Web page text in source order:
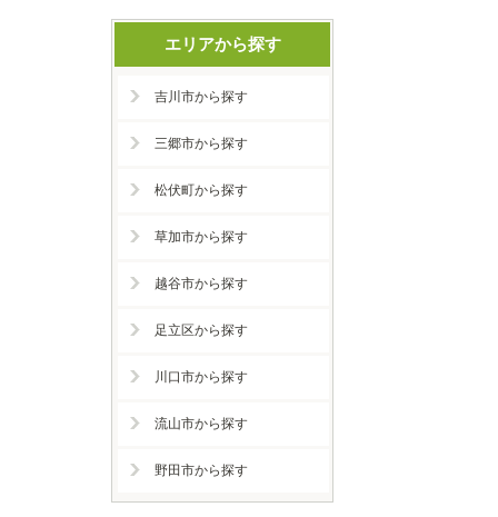
エリアから探す
吉川市から探す
三郷市から探す
松伏町から探す
草加市から探す
越谷市から探す
足立区から探す
川口市から探す
流山市から探す
野田市から探す